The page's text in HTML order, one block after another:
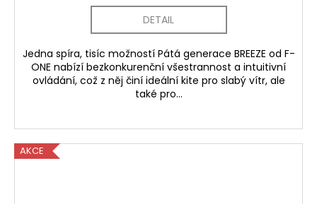
DETAIL
Jedna spíra, tisíc možností Pátá generace BREEZE od F-
ONE nabízí bezkonkurenční všestrannost a intuitivní
ovládání, což z něj činí ideální kite pro slabý vítr, ale
také pro...
AKCE